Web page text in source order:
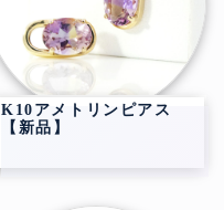
K10アメトリンピアス
【新品】